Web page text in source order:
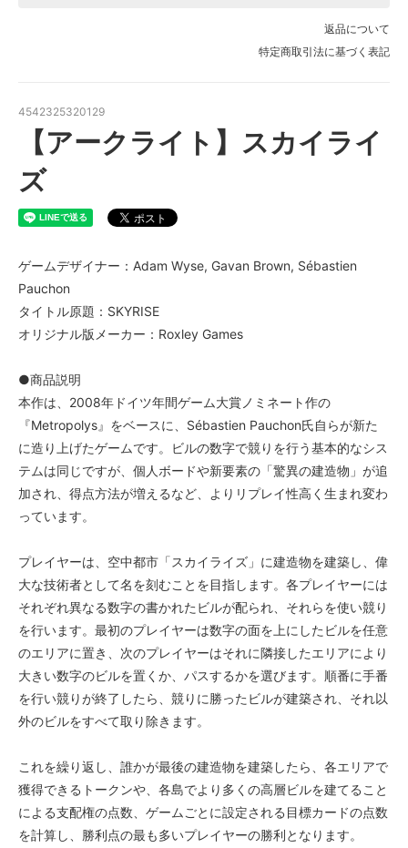
返品について
特定商取引法に基づく表記
4542325320129
【アークライト】スカイライ
ズ
ゲームデザイナー：Adam Wyse, Gavan Brown, Sébastien
Pauchon
タイトル原題：SKYRISE
オリジナル版メーカー：Roxley Games
●商品説明
本作は、2008年ドイツ年間ゲーム大賞ノミネート作の
『Metropolys』をベースに、Sébastien Pauchon氏自らが新た
に造り上げたゲームです。ビルの数字で競りを行う基本的なシス
テムは同じですが、個人ボードや新要素の「驚異の建造物」が追
加され、得点方法が増えるなど、よりリプレイ性高く生まれ変わ
っています。
プレイヤーは、空中都市「スカイライズ」に建造物を建築し、偉
大な技術者として名を刻むことを目指します。各プレイヤーには
それぞれ異なる数字の書かれたビルが配られ、それらを使い競り
を行います。最初のプレイヤーは数字の面を上にしたビルを任意
のエリアに置き、次のプレイヤーはそれに隣接したエリアにより
大きい数字のビルを置くか、パスするかを選びます。順番に手番
を行い競りが終了したら、競りに勝ったビルが建築され、それ以
外のビルをすべて取り除きます。
これを繰り返し、誰かが最後の建造物を建築したら、各エリアで
獲得できるトークンや、各島でより多くの高層ビルを建てること
による支配権の点数、ゲームごとに設定される目標カードの点数
を計算し、勝利点の最も多いプレイヤーの勝利となります。